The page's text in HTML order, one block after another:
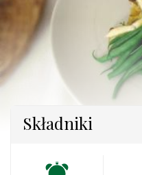
Składniki